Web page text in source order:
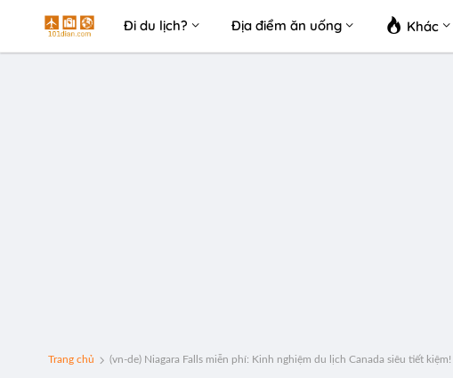
Đi du lịch? Địa điểm ăn uống Khác
Trang chủ (vn-de) Niagara Falls miễn phí: Kinh nghiệm du lịch Canada siêu tiết kiệm!